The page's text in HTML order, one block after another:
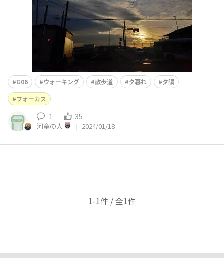
G06 ウォーキング 散歩道 夕暮れ
夕陽
フォーカス
1 35
河童の人 | 2024/01/18
1-1件 / 全1件